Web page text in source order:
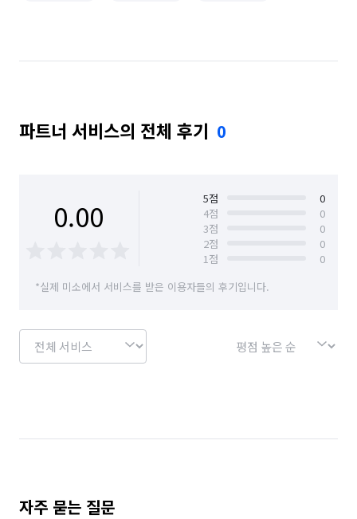
파트너 서비스의 전체 후기 0
0.00 5점
0
4점
0
3점
0
2점
0
1점
0
*실제 미소에서 서비스를 받은 이용자들의 후기입니다.
자주 묻는 질문